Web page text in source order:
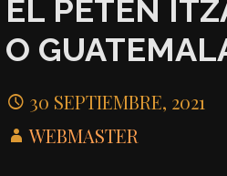
EL PETÉN
O
30 SEPTIEMBRE, 2021
WEBMASTER